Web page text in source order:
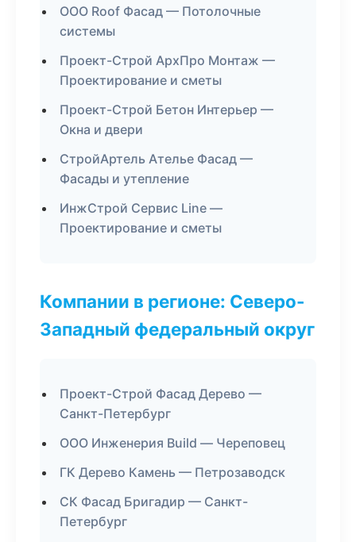
ООО Roof Фасад — Потолочные
системы
Проект-Строй АрхПро Монтаж —
Проектирование и сметы
Проект-Строй Бетон Интерьер —
Окна и двери
СтройАртель Ателье Фасад —
Фасады и утепление
ИнжСтрой Сервис Line —
Проектирование и сметы
Компании в регионе: Северо-
Западный федеральный округ
Проект-Строй Фасад Дерево —
Санкт-Петербург
ООО Инженерия Build — Череповец
ГК Дерево Камень — Петрозаводск
СК Фасад Бригадир — Санкт-
Петербург